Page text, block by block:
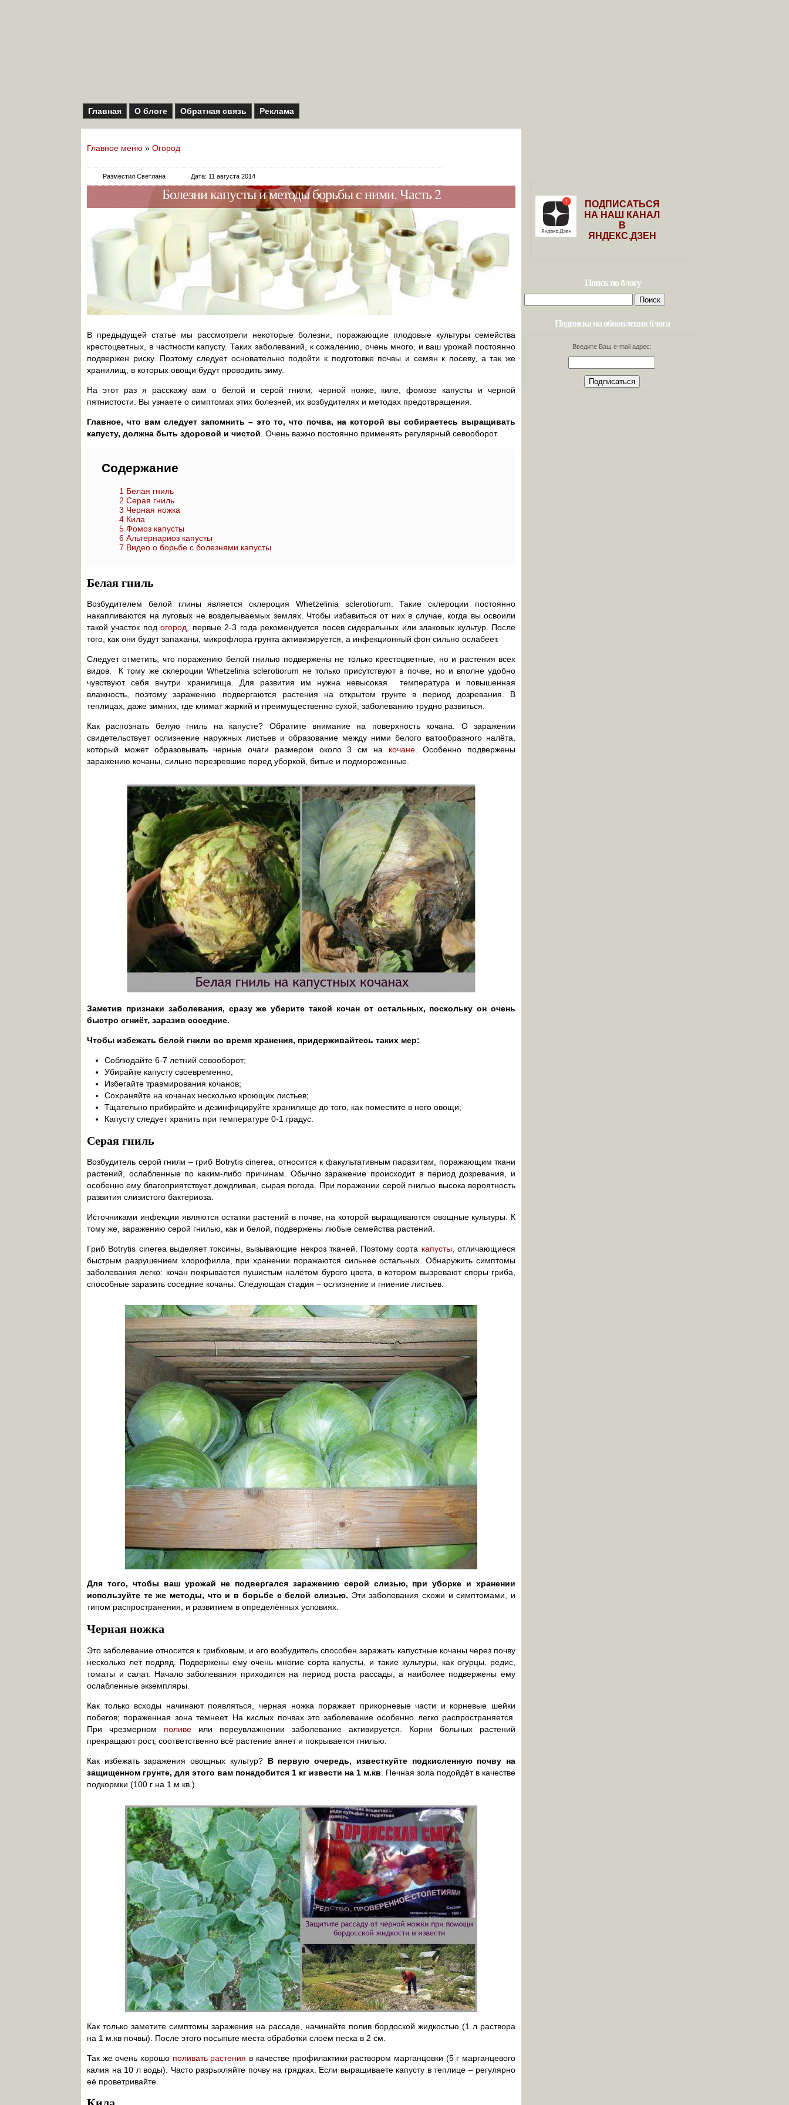
Главная О блоге Обратная связь Реклама
Главное меню » Огород
Разместил Светлана Дата: 11 августа 2014
Болезни капусты и методы борьбы с ними. Часть 2
В предыдущей статье мы рассмотрели некоторые болезни, поражающие плодовые культуры семейства
крестоцветных, в частности капусту. Таких заболеваний, к сожалению, очень много, и ваш урожай постоянно
подвержен риску. Поэтому следует основательно подойти к подготовке почвы и семян к посеву, а так же
хранилищ, в которых овощи будут проводить зиму.
На этот раз я расскажу вам о белой и серой гнили, черной ножке, киле, фомозе капусты и черной
пятнистости. Вы узнаете о симптомах этих болезней, их возбудителях и методах предотвращения.
Главное, что вам следует запомнить – это то, что почва, на которой вы собираетесь выращивать
капусту, должна быть здоровой и чистой . Очень важно постоянно применять регулярный севооборот.
Содержание
1 Белая гниль
2 Серая гниль
3 Черная ножка
4 Кила
5 Фомоз капусты
6 Альтернариоз капусты
7 Видео о борьбе с болезнями капусты
Белая гниль
Возбудителем белой глины является склероция Whetzelinia sclerotiorum. Такие склероции постоянно
накапливаются на луговых не возделываемых землях. Чтобы избавиться от них в случае, когда вы освоили
такой участок подогород , первые 2-3 года рекомендуется посев сидеральных или злаковых культур. После
того, как они будут запаханы, микрофлора грунта активизируется, а инфекционный фон сильно ослабеет.
Следует отметить, что поражению белой гнилью подвержены не только крестоцветные, но и растения всех
видов. К тому же склероции Whetzelinia sclerotiorum не только присутствуют в почве, но и вполне удобно
чувствуют себя внутри хранилища. Для развития им нужна невысокая температура и повышенная
влажность, поэтому заражению подвергаются растения на открытом грунте в период дозревания. В
теплицах, даже зимних, где климат жаркий и преимущественно сухой, заболеванию трудно развиться.
Как распознать белую гниль на капусте? Обратите внимание на поверхность кочана. О заражении
свидетельствует ослизнение наружных листьев и образование между ними белого ватообразного налёта,
который может образовывать черные очаги размером около 3 см на кочане. Особенно подвержены
заражению кочаны, сильно перезревшие перед уборкой, битые и подмороженные.
Заметив признаки заболевания, сразу же уберите такой кочан от остальных, поскольку он очень
быстро сгниёт, заразив соседние.
Чтобы избежать белой гнили во время хранения, придерживайтесь таких мер:
Соблюдайте 6-7 летний севооборот;
Убирайте капусту своевременно;
Избегайте травмирования кочанов;
Сохраняйте на кочанах несколько кроющих листьев;
Тщательно прибирайте и дезинфицируйте хранилище до того, как поместите в него овощи;
Капусту следует хранить при температуре 0-1 градус.
Серая гниль
Возбудитель серой гнили – гриб Botrytis cinerea, относится к факультативным паразитам, поражающим ткани
растений, ослабленные по каким-либо причинам. Обычно заражение происходит в период дозревания, и
особенно ему благоприятствует дождливая, сырая погода. При поражении серой гнилью высока вероятность
развития слизистого бактериоза.
Источниками инфекции являются остатки растений в почве, на которой выращиваются овощные культуры. К
тому же, заражению серой гнилью, как и белой, подвержены любые семейства растений.
Гриб Botrytis cinerea выделяет токсины, вызывающие некроз тканей. Поэтому сорта капусты, отличающиеся
быстрым разрушением хлорофилла, при хранении поражаются сильнее остальных. Обнаружить симптомы
заболевания легко: кочан покрывается пушистым налётом бурого цвета, в котором вызревают споры гриба,
способные заразить соседние кочаны. Следующая стадия – ослизнение и гниение листьев.
Для того, чтобы ваш урожай не подвергался заражению серой слизью, при уборке и хранении
используйте те же методы, что и в борьбе с белой слизью. Эти заболевания схожи и симптомами, и
типом распространения, и развитием в определённых условиях.
Черная ножка
Это заболевание относится к грибковым, и его возбудитель способен заражать капустные кочаны через почву
несколько лет подряд. Подвержены ему очень многие сорта капусты, и такие культуры, как огурцы, редис,
томаты и салат. Начало заболевания приходится на период роста рассады, а наиболее подвержены ему
ослабленные экземпляры.
Как только всходы начинают появляться, черная ножка поражает прикорневые части и корневые шейки
побегов; пораженная зона темнеет. На кислых почвах это заболевание особенно легко распространяется.
При чрезмерном поливе или переувлажнении заболевание активируется. Корни больных растений
прекращают рост, соответственно всё растение вянет и покрывается гнилью.
Как избежать заражения овощных культур? В первую очередь, известкуйте подкисленную почву на
защищенном грунте, для этого вам понадобится 1 кг извести на 1 м.кв . Печная зола подойдёт в качестве
подкормки (100 г на 1 м.кв.)
Как только заметите симптомы заражения на рассаде, начинайте полив бордоской жидкостью (1 л раствора
на 1 м.кв почвы). После этого посыпьте места обработки слоем песка в 2 см.
Так же очень хорошо поливать растения в качестве профилактики раствором марганцовки (5 г марганцевого
калия на 10 л воды). Часто разрыхляйте почву на грядках. Если выращиваете капусту в теплице – регулярно
её проветривайте.
ПОДПИСАТЬСЯ
НА НАШ КАНАЛ
В
ЯНДЕКС.ДЗЕН
Поиск по блогу
Найти:
Подписка на обновления блога
Введите Ваш e-mail адрес: